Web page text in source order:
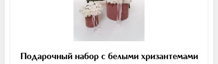
Подарочный набор с белыми хризантемами